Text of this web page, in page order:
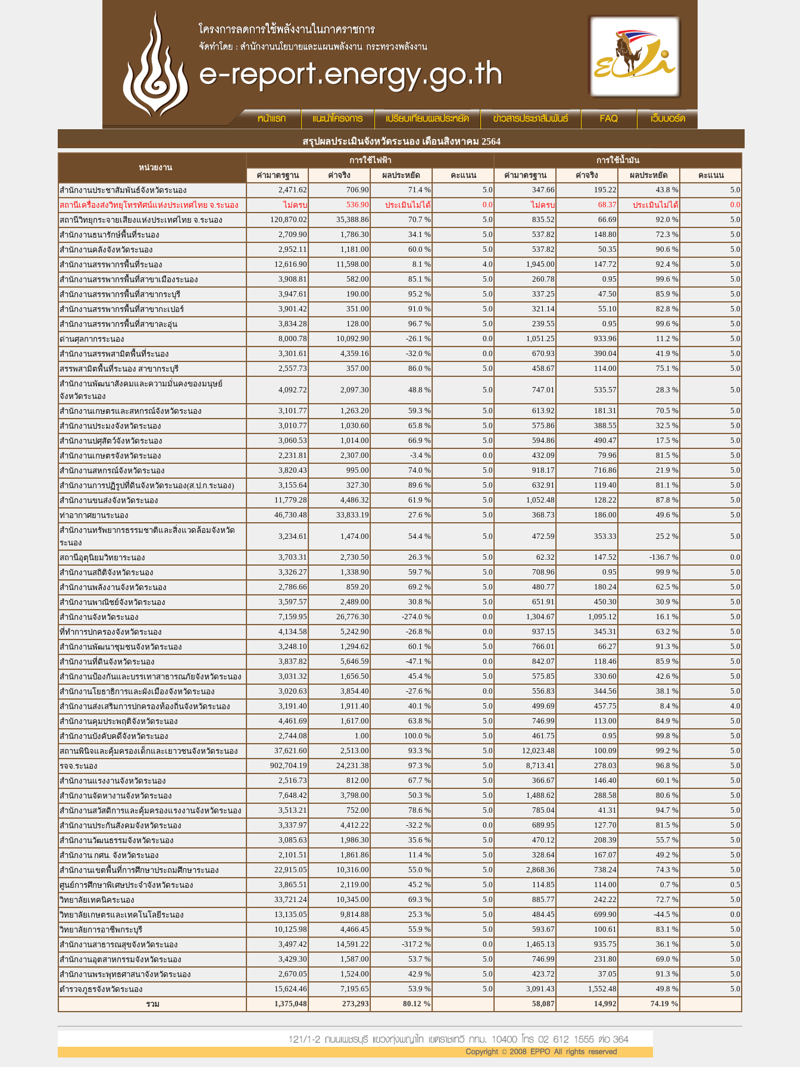
สรุปผลประเมินจังหวัดระนอง เดือนสิงหาคม 2564
หน่วยงาน
การใช้ไฟฟ้า
การใช้น้ำมัน
ค่ามาตรฐาน
ค่าจริง ผลประหยัด คะแนน ค่ามาตรฐาน ค่าจริง ผลประหยัด
คะแนน
สำนักงานประชาสัมพันธ์จังหวัดระนอง
2,471.62 706.90 71.4 % 5.0 347.66 195.22 43.8 %
5.0
สถานีเครื่องส่งวิทยุโทรทัศน์แห่งประเทศไทย จ.ระนอง
ไม่ครบ 536.90 ประเมินไม่ได้ 0.0 ไม่ครบ 68.37 ประเมินไม่ได้
0.0
สถานีวิทยุกระจายเสียงแห่งประเทศไทย จ.ระนอง
120,870.02 35,388.86 70.7 % 5.0 835.52 66.69 92.0 %
5.0
สำนักงานธนารักษ์พื้นที่ระนอง
2,709.90 1,786.30 34.1 % 5.0 537.82 148.80 72.3 %
5.0
สำนักงานคลังจังหวัดระนอง
2,952.11 1,181.00 60.0 % 5.0 537.82 50.35 90.6 %
5.0
สำนักงานสรรพากรพื้นที่ระนอง
12,616.90 11,598.00 8.1 % 4.0 1,945.00 147.72 92.4 %
5.0
สำนักงานสรรพากรพื้นที่สาขาเมืองระนอง
3,908.81 582.00 85.1 % 5.0 260.78 0.95 99.6 %
5.0
สำนักงานสรรพากรพื้นที่สาขากระบุรี
3,947.61 190.00 95.2 % 5.0 337.25 47.50 85.9 %
5.0
สำนักงานสรรพากรพื้นที่สาขากะเปอร์
3,901.42 351.00 91.0 % 5.0 321.14 55.10 82.8 %
5.0
สำนักงานสรรพากรพื้นที่สาขาละอุ่น
3,834.28 128.00 96.7 % 5.0 239.55 0.95 99.6 %
5.0
ด่านศุลกากรระนอง
8,000.78 10,092.90 -26.1 % 0.0 1,051.25 933.96 11.2 %
5.0
สำนักงานสรรพสามิตพื้นที่ระนอง
3,301.61 4,359.16 -32.0 % 0.0 670.93 390.04 41.9 %
5.0
สรรพสามิตพื้นที่ระนอง สาขากระบุรี
2,557.73 357.00 86.0 % 5.0 458.67 114.00 75.1 %
5.0
สำนักงานพัฒนาสังคมและความมั่นคงของมนุษย์
จังหวัดระนอง
4,092.72 2,097.30 48.8 % 5.0 747.01 535.57 28.3 % 5.0
สำนักงานเกษตรและสหกรณ์จังหวัดระนอง 3,101.77 1,263.20 59.3 % 5.0 613.92 181.31 70.5 %
5.0
สำนักงานประมงจังหวัดระนอง
3,010.77 1,030.60 65.8 % 5.0 575.86 388.55 32.5 %
5.0
สำนักงานปศุสัตว์จังหวัดระนอง
3,060.53 1,014.00 66.9 % 5.0 594.86 490.47 17.5 %
5.0
สำนักงานเกษตรจังหวัดระนอง
2,231.81 2,307.00 -3.4 % 0.0 432.09 79.96 81.5 %
5.0
สำนักงานสหกรณ์จังหวัดระนอง
3,820.43 995.00 74.0 % 5.0 918.17 716.86 21.9 %
5.0
สำนักงานการปฏิรูปที่ดินจังหวัดระนอง(ส.ป.ก.ระนอง)
3,155.64 327.30 89.6 % 5.0 632.91 119.40 81.1 %
5.0
สำนักงานขนส่งจังหวัดระนอง
11,779.28 4,486.32 61.9 % 5.0 1,052.48 128.22 87.8 %
5.0
ท่าอากาศยานระนอง
46,730.48 33,833.19 27.6 % 5.0 368.73 186.00 49.6 %
5.0
สำนักงานทรัพยากรธรรมชาติและสิ่งแวดล้อมจังหวัด
ระนอง
3,234.61 1,474.00 54.4 % 5.0 472.59 353.33 25.2 % 5.0
สถานีอุตุนิยมวิทยาระนอง 3,703.31 2,730.50 26.3 % 5.0 62.32 147.52 -136.7 %
0.0
สำนักงานสถิติจังหวัดระนอง
3,326.27 1,338.90 59.7 % 5.0 708.96 0.95 99.9 %
5.0
สำนักงานพลังงานจังหวัดระนอง
2,786.66 859.20 69.2 % 5.0 480.77 180.24 62.5 %
5.0
สำนักงานพาณิชย์จังหวัดระนอง
3,597.57 2,489.00 30.8 % 5.0 651.91 450.30 30.9 %
5.0
สำนักงานจังหวัดระนอง
7,159.95 26,776.30 -274.0 % 0.0 1,304.67 1,095.12 16.1 %
5.0
ที่ทำการปกครองจังหวัดระนอง
4,134.58 5,242.90 -26.8 % 0.0 937.15 345.31 63.2 %
5.0
สำนักงานพัฒนาชุมชนจังหวัดระนอง
3,248.10 1,294.62 60.1 % 5.0 766.01 66.27 91.3 %
5.0
สำนักงานที่ดินจังหวัดระนอง
3,837.82 5,646.59 -47.1 % 0.0 842.07 118.46 85.9 %
5.0
สำนักงานป้องกันและบรรเทาสาธารณภัยจังหวัดระนอง
3,031.32 1,656.50 45.4 % 5.0 575.85 330.60 42.6 %
5.0
สำนักงานโยธาธิการและผังเมืองจังหวัดระนอง
3,020.63 3,854.40 -27.6 % 0.0 556.83 344.56 38.1 %
5.0
สำนักงานส่งเสริมการปกครองท้องถิ่นจังหวัดระนอง
3,191.40 1,911.40 40.1 % 5.0 499.69 457.75 8.4 %
4.0
สำนักงานคุมประพฤติจังหวัดระนอง
4,461.69 1,617.00 63.8 % 5.0 746.99 113.00 84.9 %
5.0
สำนักงานบังคับคดีจังหวัดระนอง
2,744.08 1.00 100.0 % 5.0 461.75 0.95 99.8 %
5.0
สถานพินิจและคุ้มครองเด็กและเยาวชนจังหวัดระนอง
37,621.60 2,513.00 93.3 % 5.0 12,023.48 100.09 99.2 %
5.0
รจจ.ระนอง
902,704.19 24,231.38 97.3 % 5.0 8,713.41 278.03 96.8 %
5.0
สำนักงานแรงงานจังหวัดระนอง
2,516.73 812.00 67.7 % 5.0 366.67 146.40 60.1 %
5.0
สำนักงานจัดหางานจังหวัดระนอง
7,648.42 3,798.00 50.3 % 5.0 1,488.62 288.58 80.6 %
5.0
สำนักงานสวัสดิการและคุ้มครองแรงงานจังหวัดระนอง
3,513.21 752.00 78.6 % 5.0 785.04 41.31 94.7 %
5.0
สำนักงานประกันสังคมจังหวัดระนอง
3,337.97 4,412.22 -32.2 % 0.0 689.95 127.70 81.5 %
5.0
สำนักงานวัฒนธรรมจังหวัดระนอง
3,085.63 1,986.30 35.6 % 5.0 470.12 208.39 55.7 %
5.0
สำนักงาน กศน. จังหวัดระนอง
2,101.51 1,861.86 11.4 % 5.0 328.64 167.07 49.2 %
5.0
สำนักงานเขตพื้นที่การศึกษาประถมศึกษาระนอง
22,915.05 10,316.00 55.0 % 5.0 2,868.36 738.24 74.3 %
5.0
ศูนย์การศึกษาพิเศษประจำจังหวัดระนอง
3,865.51 2,119.00 45.2 % 5.0 114.85 114.00 0.7 %
0.5
วิทยาลัยเทคนิคระนอง
33,721.24 10,345.00 69.3 % 5.0 885.77 242.22 72.7 %
5.0
วิทยาลัยเกษตรและเทคโนโลยีระนอง
13,135.05 9,814.88 25.3 % 5.0 484.45 699.90 -44.5 %
0.0
วิทยาลัยการอาชีพกระบุรี
10,125.98 4,466.45 55.9 % 5.0 593.67 100.61 83.1 %
5.0
สำนักงานสาธารณสุขจังหวัดระนอง
3,497.42 14,591.22 -317.2 % 0.0 1,465.13 935.75 36.1 %
5.0
สำนักงานอุตสาหกรรมจังหวัดระนอง
3,429.30 1,587.00 53.7 % 5.0 746.99 231.80 69.0 %
5.0
สำนักงานพระพุทธศาสนาจังหวัดระนอง
2,670.05 1,524.00 42.9 % 5.0 423.72 37.05 91.3 %
5.0
ตำรวจภูธรจังหวัดระนอง
15,624.46 7,195.65 53.9 % 5.0 3,091.43 1,552.48 49.8 %
5.0
รวม
1,375,048 273,293 80.12 % 58,087 14,992 74.19 %